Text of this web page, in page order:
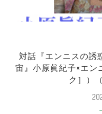
対話『エンニスの
宙』小原眞紀子×エン
ク］）